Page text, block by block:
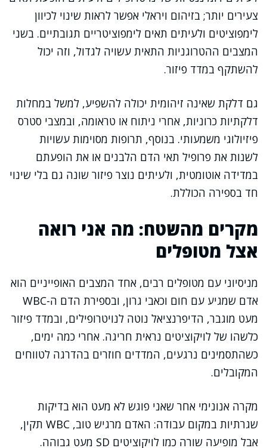
צעירים יותר; בזיהום ויראלי אפשר לראות שינוי לכיוון
לימפוציטים ולעיתים תאים לימפוציטריים תגובתיים. בשני
המצבים ההטרוגניות התאית עשויה לגדול, וזה יכול
להשתקף במדד פיזור.
גם דלקת שאינה זיהומית יכולה להשפיע, למשל במחלות
דלקתיות כרוניות, אחרי ניתוח או טראומה, ובמצבי סטרס
פיזיולוגי משמעותי. בנוסף, תרופות מסוימות עשויות
לשנות את פרופיל תאי הדם הלבנים או את הופעתם
במדידה אוטומטית, ולעיתים נוצר פיזור שונה גם בלי שינוי
חד בספירה הכוללת.
מקרים מהשטח: מה אני רואה
אצל מטופלים
מניסיוני עם מטופלים רבים, אחד המצבים האופייניים הוא
אדם שמגיע עם חום וכאבי גרון, ובספירת הדם ה-WBC
מעט מוגבר, הדיפרנציאל נוטה לנויטרופילים, ובמדד פיזור
כלשהו של לויקוציטים נראית חריגה. אחרי כמה ימים,
כשהתסמינים נרגעים, המדדים חוזרים בהדרגה לטווחים
המקובלים.
מקרה אנונימי אחר שאני פוגש לא מעט הוא בדיקות
שגרתיות במקום עבודה: האדם מרגיש טוב, WBC תקין,
אבל מופיעה שורה כמו לויקוציטים SD מעט גבוהה.